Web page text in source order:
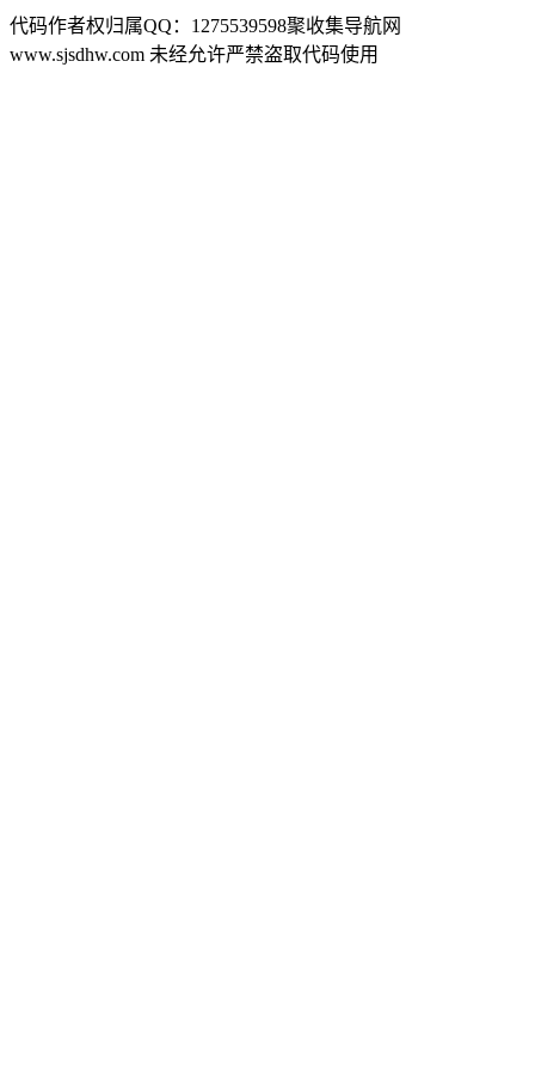
代码作者权归属QQ：1275539598聚收集导航网
www.sjsdhw.com 未经允许严禁盗取代码使用